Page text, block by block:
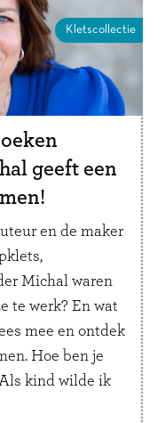
Kletscollectie
geeft een
en de maker
Michal waren
te werk? En wat
mee en ontdek
Hoe ben je
kind wilde ik